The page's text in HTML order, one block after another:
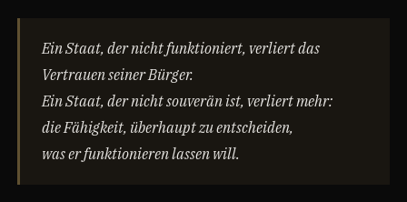
Ein Staat, der nicht funktioniert, verliert das
Vertrauen seiner Bürger.
Ein Staat, der nicht souverän ist, verliert mehr:
die Fähigkeit, überhaupt zu entscheiden,
was er funktionieren lassen will.